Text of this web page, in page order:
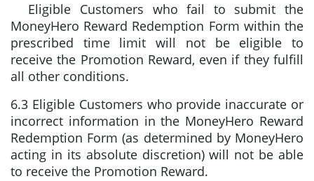
Eligible Customers who fail to submit the
MoneyHero Reward Redemption Form within the
prescribed time limit will not be eligible to
receive the Promotion Reward, even if they fulfill
all other conditions.
6.3 Eligible Customers who provide inaccurate or
incorrect information in the MoneyHero Reward
Redemption Form (as determined by MoneyHero
acting in its absolute discretion) will not be able
to receive the Promotion Reward.